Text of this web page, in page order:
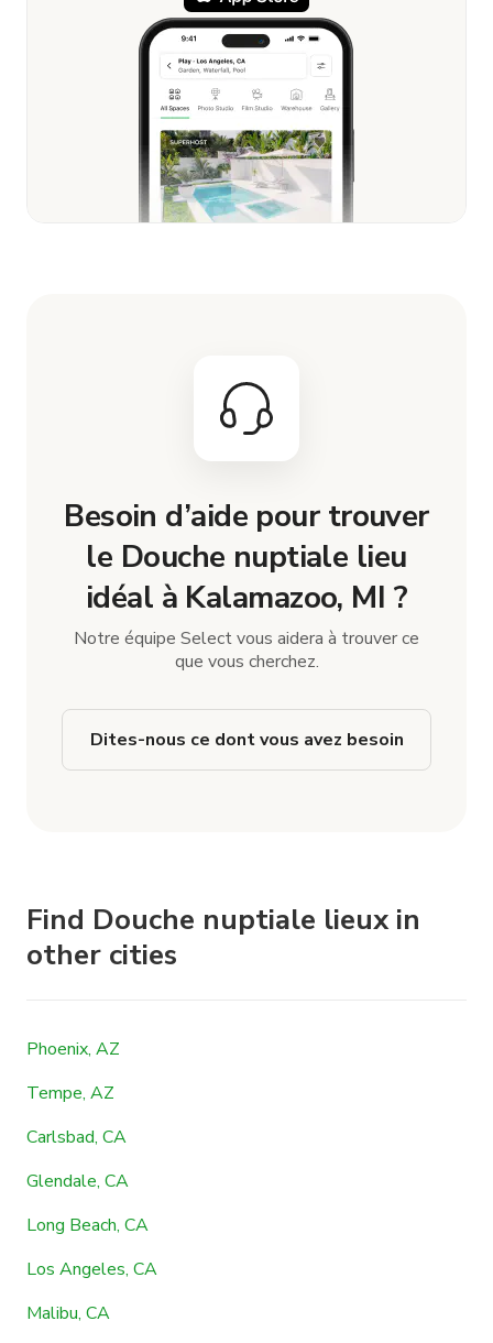
Besoin d’aide pour trouver
le Douche nuptiale lieu
idéal à Kalamazoo, MI ?
Notre équipe Select vous aidera à trouver ce
que vous cherchez.
Dites-nous ce dont vous avez besoin
Find Douche nuptiale lieux in
other cities
Phoenix, AZ
Tempe, AZ
Carlsbad, CA
Glendale, CA
Long Beach, CA
Los Angeles, CA
Malibu, CA